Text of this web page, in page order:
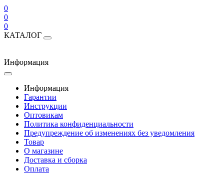
0
0
0
КАТАЛОГ
Информация
Информация
Гарантии
Инструкции
Оптовикам
Политика конфиденциальности
Предупреждение об изменениях без уведомления
Товар
О магазине
Доставка и сборка
Оплата